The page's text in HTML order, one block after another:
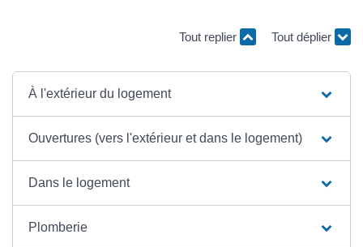
Tout replier Tout déplier
À l'extérieur du logement
Ouvertures (vers l'extérieur et dans le logement)
Dans le logement
Plomberie